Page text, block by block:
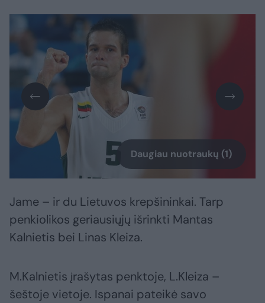
Daugiau nuotraukų (1)
Jame – ir du Lietuvos krepšininkai. Tarp
penkiolikos geriausiųjų išrinkti Mantas
Kalnietis bei Linas Kleiza.
M.Kalnietis įrašytas penktoje, L.Kleiza –
šeštoje vietoje. Ispanai pateikė savo